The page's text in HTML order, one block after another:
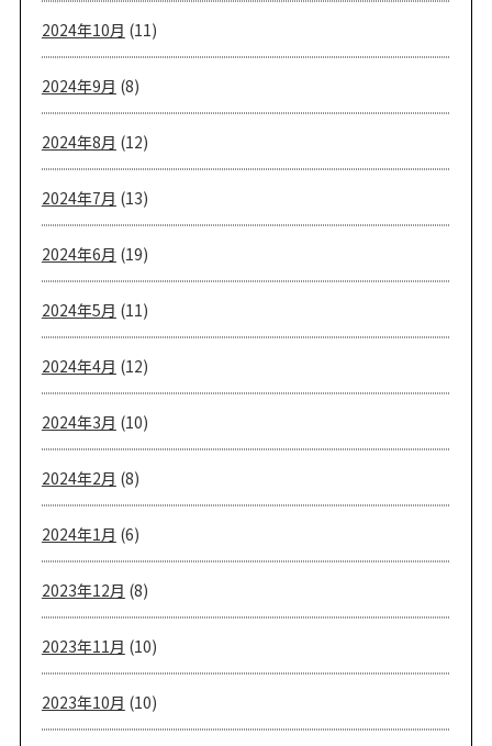
2024年10月 (11)
2024年9月 (8)
2024年8月 (12)
2024年7月 (13)
2024年6月 (19)
2024年5月 (11)
2024年4月 (12)
2024年3月 (10)
2024年2月 (8)
2024年1月 (6)
2023年12月 (8)
2023年11月 (10)
2023年10月 (10)